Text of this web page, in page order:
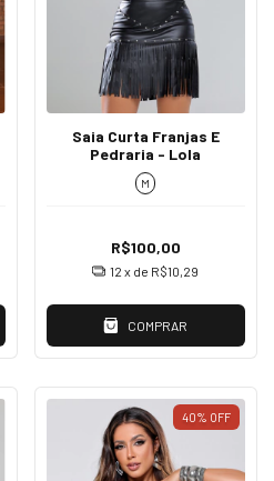
Saia Curta Franjas E
Pedraria - Lola
M
R$100,00
12 x de R$10,29
COMPRAR
40% OFF